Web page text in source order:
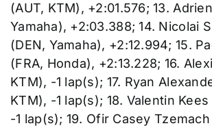
(AUT, KTM), +2:01.576; 13.
Yamaha), +2:03.388; 14. Nicolai
(DEN, Yamaha), +2:12.994; 15.
(FRA, Honda), +2:13.228; 16.
KTM), -1 lap(s); 17. Ryan
KTM), -1 lap(s); 18. Valentin Kees
-1 lap(s); 19. Ofir Casey Tzemach